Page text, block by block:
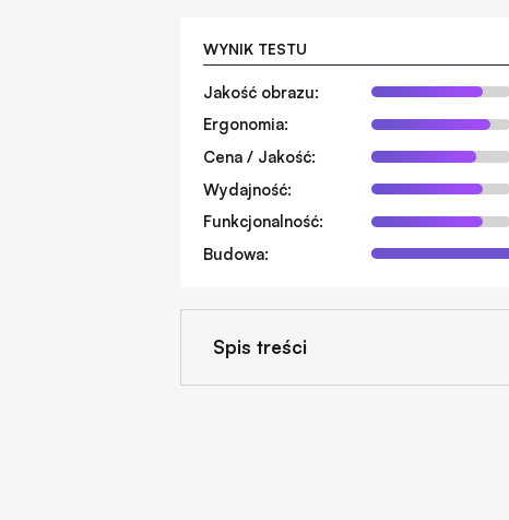
WYNIK TESTU
Jakość obrazu:
Ergonomia:
Cena / Jakość:
Wydajność:
Funkcjonalność:
Budowa:
Spis treści